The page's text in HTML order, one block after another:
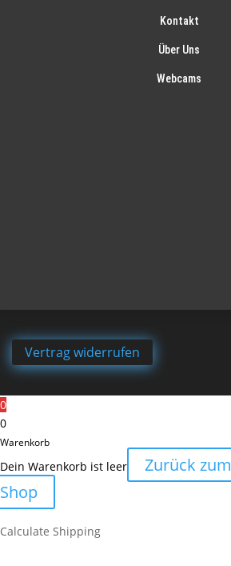
Kontakt
Über Uns
Webcams
Vertrag widerrufen
0
0
Warenkorb
Dein Warenkorb ist leer
Zurück zum
Shop
Calculate Shipping